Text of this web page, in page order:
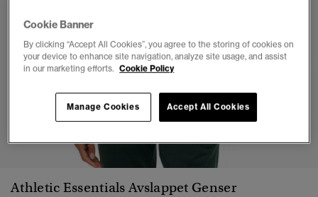
Athletic Essentials Avslappet Genser
Cookie Banner
By clicking “Accept All Cookies”, you agree to the storing of cookies on
your device to enhance site navigation, analyze site usage, and assist
in our marketing efforts. Cookie Policy
Accept All Cookies
Manage Cookies